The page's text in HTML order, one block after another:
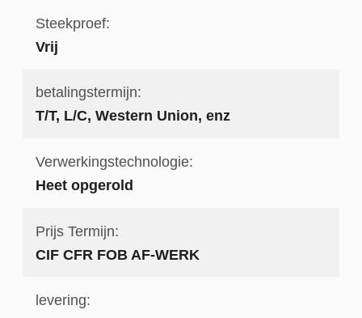
Steekproef:
Vrij
betalingstermijn:
T/T, L/C, Western Union, enz
Verwerkingstechnologie:
Heet opgerold
Prijs Termijn:
CIF CFR FOB AF-WERK
levering: